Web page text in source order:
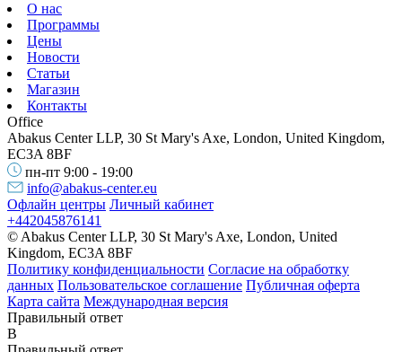
О нас
Программы
Цены
Новости
Статьи
Магазин
Контакты
Office
Abakus Center LLP, 30 St Mary's Axe, London, United Kingdom,
EC3A 8BF
пн-пт 9:00 - 19:00
info@abakus-center.eu
Офлайн центры Личный кабинет
+442045876141
© Abakus Center LLP, 30 St Mary's Axe, London, United
Kingdom, EC3A 8BF
Политику конфиденциальности Согласие на обработку
данных Пользовательское соглашение Публичная оферта
Карта сайта Международная версия
Правильный ответ
B